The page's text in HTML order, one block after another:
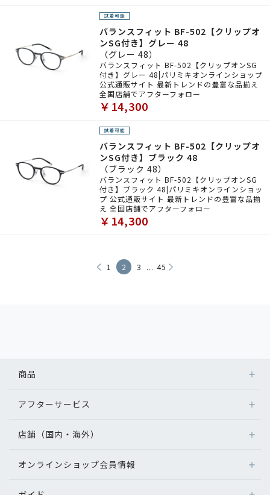
バランスフィット BF-502【クリップオ
ンSG付き】グレー 48
（グレー 48）
バランスフィット BF-502【クリップオンSG
付き】グレー 48|パリミキオンラインショップ
公式通販サイト 最新トレンドの豊富な品揃え
全国店舗でアフターフォロー
￥14,300
バランスフィット BF-502【クリップオ
ンSG付き】ブラック 48
（ブラック 48）
バランスフィット BF-502【クリップオンSG
付き】ブラック 48|パリミキオンラインショッ
プ 公式通販サイト 最新トレンドの豊富な品揃
え 全国店舗でアフターフォロー
￥14,300
1 2 3 ... 45
商品
アフターサービス
店舗（国内・海外）
オンラインショップ会員情報